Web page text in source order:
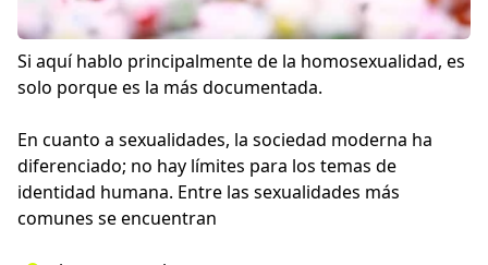
Si aquí hablo principalmente de la homosexualidad, es
solo porque es la más documentada.
En cuanto a sexualidades, la sociedad moderna ha
diferenciado; no hay límites para los temas de
identidad humana. Entre las sexualidades más
comunes se encuentran